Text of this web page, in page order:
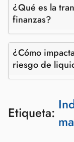
¿Qué es la
finanzas?
¿Cómo
riesgo de
Etiqueta: